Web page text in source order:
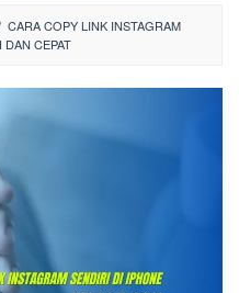
CARA COPY LINK INSTAGRAM
CEPAT